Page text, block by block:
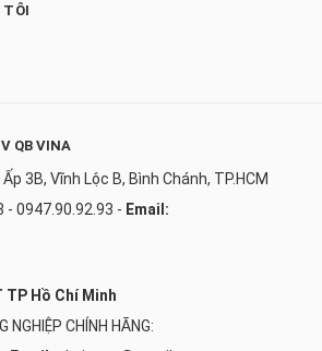
TÔI
QB VINA
3B, Vĩnh Lộc B, Bình Chánh, TP.HCM
- 0947.90.92.93 - Email:
TP Hồ Chí Minh
NGHIỆP CHÍNH HÃNG: